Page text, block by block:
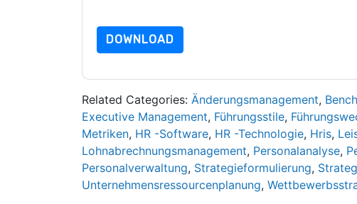
DOWNLOAD
Related Categories: Änderungsmanagement,
Executive Management, Führungsstile,
Metriken, HR -Software, HR -Technologie, Hris,
Lohnabrechnungsmanagement, Personalanalyse,
Personalverwaltung, Strategieformulierung,
Unternehmensressourcenplanung,